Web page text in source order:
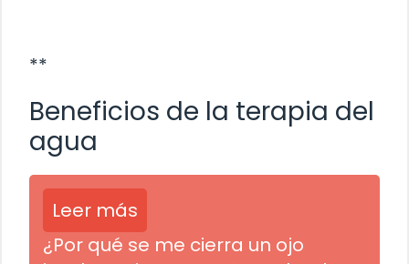
**
Beneficios de la terapia del
agua
Leer más
¿Por qué se me cierra un ojo